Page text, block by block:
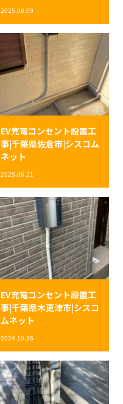
2025.08.09
EV充電コンセント設置工
事|千葉県佐倉市|シスコム
ネット
2025.06.21
EV充電コンセント設置工
事|千葉県木更津市|シスコ
ムネット
2024.10.26